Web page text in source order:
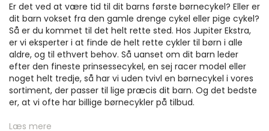
Er det ved at være tid til dit barns første børnecykel? Eller er
dit barn vokset fra den gamle drenge cykel eller pige cykel?
Så er du kommet til det helt rette sted. Hos Jupiter Ekstra,
er vi eksperter i at finde de helt rette cykler til børn i alle
aldre, og til ethvert behov. Så uanset om dit barn leder
efter den fineste prinsessecykel, en sej racer model eller
noget helt tredje, så har vi uden tvivl en børnecykel i vores
sortiment, der passer til lige præcis dit barn. Og det bedste
er, at vi ofte har billige børnecykler på tilbud.
Læs mere